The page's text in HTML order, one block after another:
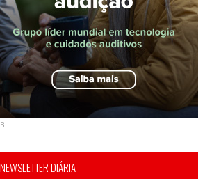
NEWSLETTER DIÁRIA